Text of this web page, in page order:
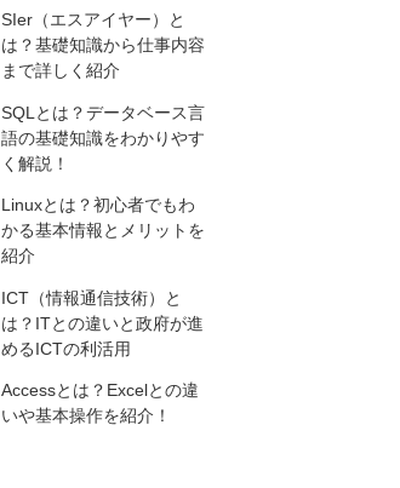
SIer（エスアイヤー）と
は？基礎知識から仕事内容
まで詳しく紹介
SQLとは？データベース言
語の基礎知識をわかりやす
く解説！
Linuxとは？初心者でもわ
かる基本情報とメリットを
紹介
ICT（情報通信技術）と
は？ITとの違いと政府が進
めるICTの利活用
Accessとは？Excelとの違
いや基本操作を紹介！